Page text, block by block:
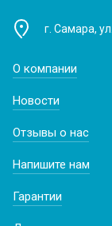
г. Самара,
О компании
Новости
Отзывы о нас
Напишите нам
Гарантии